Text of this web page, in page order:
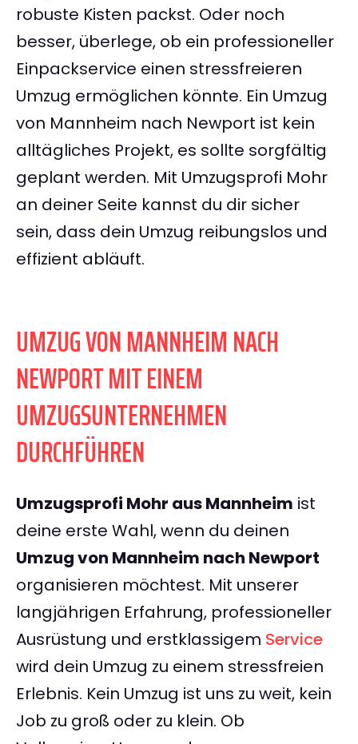
robuste Kisten packst. Oder noch
besser, überlege, ob ein professioneller
Einpackservice einen stressfreieren
Umzug ermöglichen könnte. Ein Umzug
von Mannheim nach Newport ist kein
alltägliches Projekt, es sollte sorgfältig
geplant werden. Mit Umzugsprofi Mohr
an deiner Seite kannst du dir sicher
sein, dass dein Umzug reibungslos und
effizient abläuft.
UMZUG VON MANNHEIM NACH
NEWPORT MIT EINEM
UMZUGSUNTERNEHMEN
DURCHFÜHREN
Umzugsprofi Mohr aus Mannheim ist
deine erste Wahl, wenn du deinen
Umzug von Mannheim nach Newport
organisieren möchtest. Mit unserer
langjährigen Erfahrung, professioneller
Ausrüstung und erstklassigem Service
wird dein Umzug zu einem stressfreien
Erlebnis. Kein Umzug ist uns zu weit, kein
Job zu groß oder zu klein. Ob